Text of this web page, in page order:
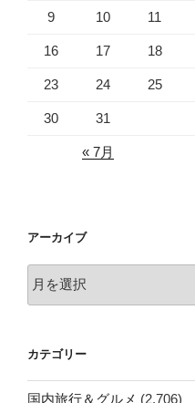
9 10 11
16 17 18
23 24 25
30 31
« 7月
アーカイブ
ー
ブ
カテゴリー
国内旅行＆グルメ (2,706)